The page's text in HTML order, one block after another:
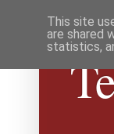
This site
are shared
statistics,